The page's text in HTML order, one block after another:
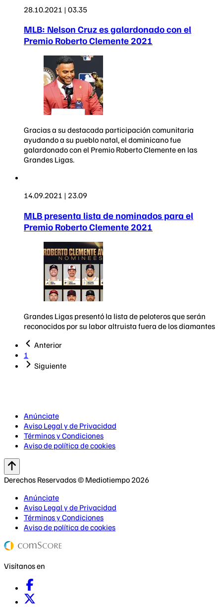
28.10.2021 | 03.35
MLB: Nelson Cruz es galardonado con el
Premio Roberto Clemente 2021
Gracias a su destacada participación comunitaria
ayudando a su pueblo natal, el dominicano fue
galardonado con el Premio Roberto Clemente en las
Grandes Ligas.
14.09.2021 | 23.09
MLB presenta lista de nominados para el
Premio Roberto Clemente 2021
Grandes Ligas presentó la lista de peloteros que serán
reconocidos por su labor altruista fuera de los diamantes
Anterior
1
Siguiente
Anúnciate
Aviso Legal y de Privacidad
Términos y Condiciones
Aviso de política de cookies
Derechos Reservados © Mediotiempo 2026
Anúnciate
Aviso Legal y de Privacidad
Términos y Condiciones
Aviso de política de cookies
Visítanos en